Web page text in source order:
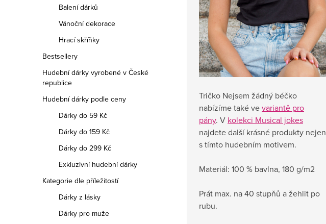
Balení dárků
Vánoční dekorace
Hrací skříňky
Bestsellery
Hudební dárky vyrobené v České
republice
Hudební dárky podle ceny
Dárky do 59 Kč
Dárky do 159 Kč
Dárky do 299 Kč
Exkluzivní hudební dárky
Kategorie dle příležitostí
Dárky z lásky
Dárky pro muže
Tričko Nejsem žádný béčko
nabízíme také vevariantě pro
pány. V kolekci Musical jokes
najdete další krásné produkty nejen
s tímto hudebním motivem.
Materiál: 100 % bavlna, 180 g/m2
Prát max. na 40 stupňů a žehlit po
rubu.